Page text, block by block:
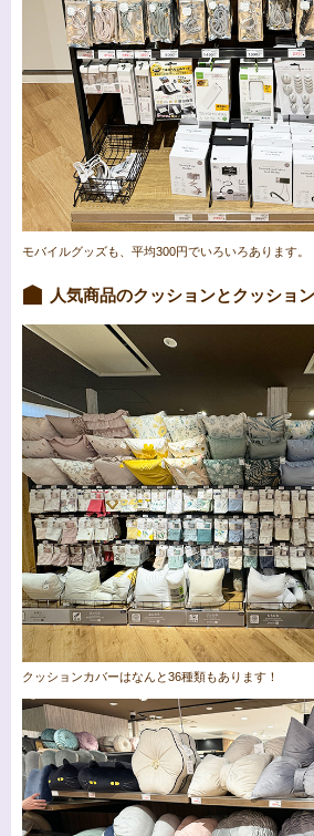
モバイルグッズも、平均300円でいろいろあります。
人気商品のクッションとクッショ
クッションカバーはなんと36種類もあります！